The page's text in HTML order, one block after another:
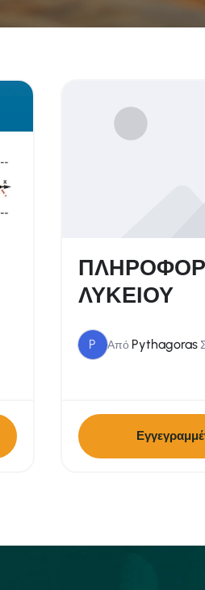
ΛΥΚΕΙΟΥ
P Από Pythagoras